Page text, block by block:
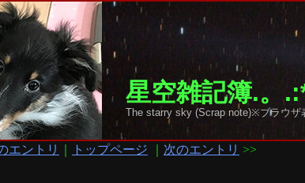
星空雑記簿.。
The starry sky (Scrap note)※ブラウ
エントリ トップページ 次のエントリ >>